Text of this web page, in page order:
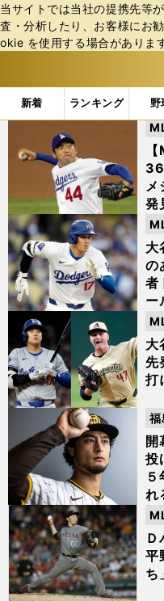
当サイトでは当社の提携先等
査・分析したり、お客様にお
okie を使⽤する場合がありま
新着 ランキング 野
b
ス
ル
テ
ー
バ
「#ダイヤモンドバ
メ
発
大
の
者
ー
大
先
打
開
投
れ
福
Ｄ
平
ち